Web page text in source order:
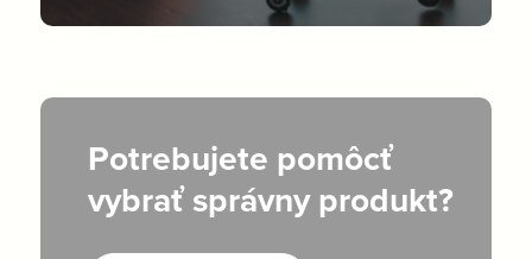
Potrebujete pomôcť
vybrať správny produkt?